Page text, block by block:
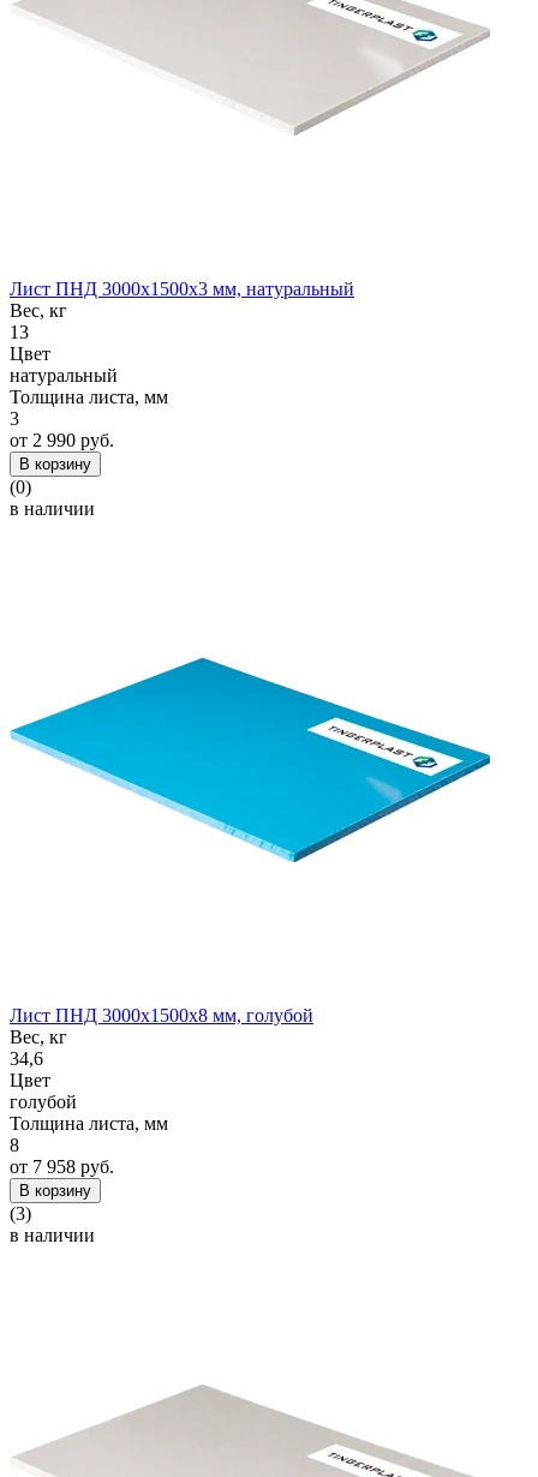
Лист ПНД 3000x1500x3 мм, натуральный
Вес, кг
13
Цвет
натуральный
Толщина листа, мм
3
от 2 990 руб.
В корзину
(0)
в наличии
Лист ПНД 3000x1500x8 мм, голубой
Вес, кг
34,6
Цвет
голубой
Толщина листа, мм
8
от 7 958 руб.
В корзину
(3)
в наличии